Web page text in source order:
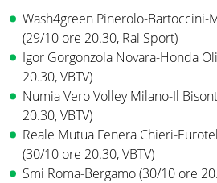
Wash4green Pinerolo-Bartoccini-
(29/10 ore 20.30, Rai Sport)
Igor Gorgonzola Novara-Honda
20.30, VBTV)
Numia Vero Volley Milano-Il
20.30, VBTV)
Reale Mutua Fenera Chieri-
(30/10 ore 20.30, VBTV)
Smi Roma-Bergamo (30/10 ore